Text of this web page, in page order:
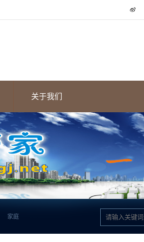
关于我们
家庭